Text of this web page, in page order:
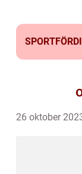
26 oktober